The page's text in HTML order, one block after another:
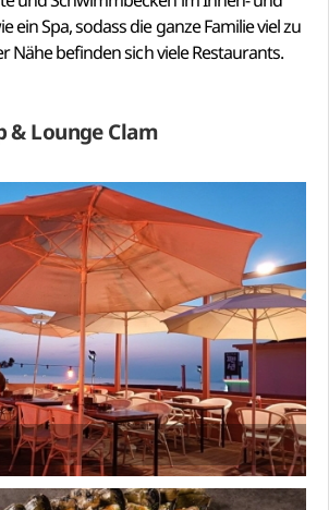
ein Spa, sodass die ganze Familie viel zu
Nähe befinden sich viele Restaurants.
& Lounge Clam